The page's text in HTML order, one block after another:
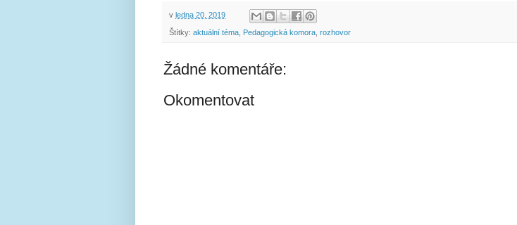
v ledna 20, 2019
Štítky: aktuální téma Pedagogická komora rozhovor
Žádné komentáře:
Okomentovat